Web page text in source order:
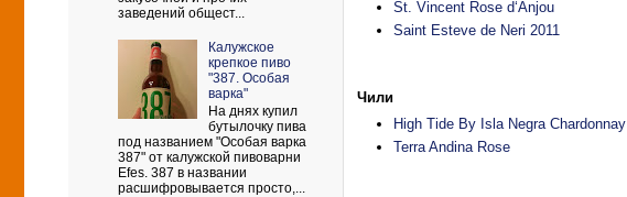
St. Vincent Rose d‘Anjou
Saint Esteve de Neri 2011
Чили
High Tide By Isla Negra Chardonnay
Terra Andina Rose
заведений общест...
Калужское
крепкое пиво
"387. Особая
варка"
На днях купил
бутылочку пива
под названием "Особая варка
387" от калужской пивоварни
Efes. 387 в названии
расшифровывается просто,...